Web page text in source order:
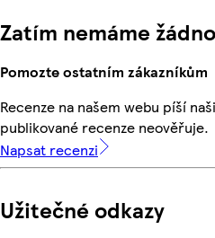
Zatím nemáme
Pomozte ostatním zákazníkům
Recenze na našem webu píší
publikované recenze neověřuje.
Napsat recenzi
Užitečné odkazy